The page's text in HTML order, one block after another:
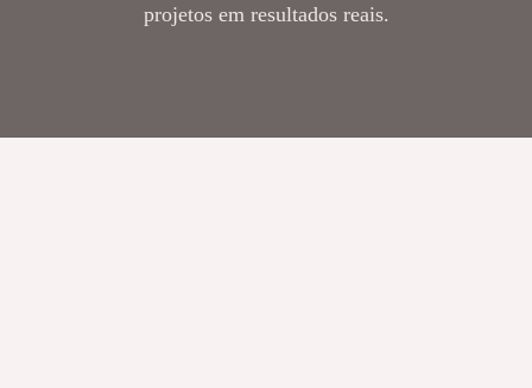
projetos em resultados reais.